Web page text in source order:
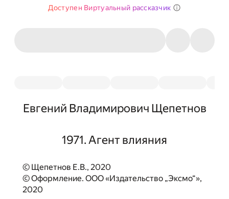
Доступен Виртуальный рассказчик
Евгений Владимирович Щепетнов
1971. Агент влияния
© Щепетнов Е.В., 2020
© Оформление. ООО «Издательство „Эксмо“»,
2020